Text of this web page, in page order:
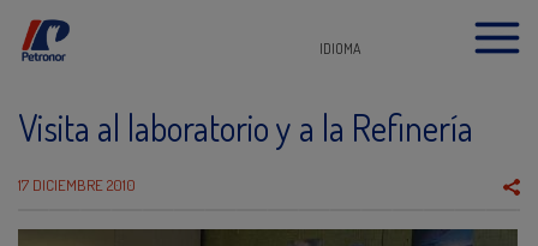
IDIOMA
Visita al laboratorio y a la Refinería
17 DICIEMBRE 2010